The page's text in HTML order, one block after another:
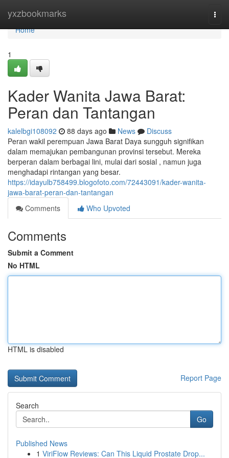
yxzbookmarks
Home
Home
1
Kader Wanita Jawa Barat:
Peran dan Tantangan
kalelbgi108092 88 days ago News
Discuss
Peran wakil perempuan Jawa Barat Daya sungguh signifikan
dalam memajukan pembangunan provinsi tersebut. Mereka
berperan dalam berbagai lini, mulai dari sosial , namun juga
menghadapi rintangan yang besar.
https://idayulb758499.blogofoto.com/72443091/kader-wanita-
jawa-barat-peran-dan-tantangan
Comments
Who Upvoted
Comments
Submit a Comment
No HTML
HTML is disabled
Report Page
Search
Go
Published News
1 ViriFlow Reviews: Can This Liquid Prostate Drop...